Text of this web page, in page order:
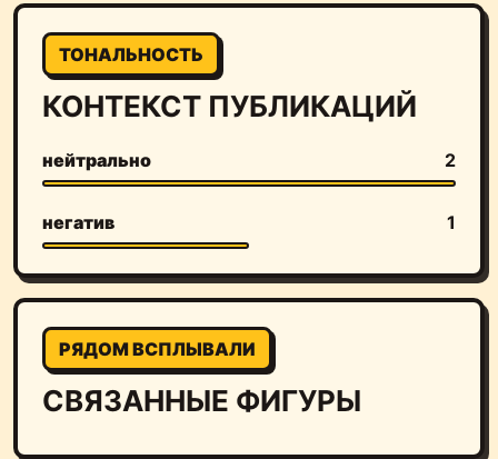
ТОНАЛЬНОСТЬ
КОНТЕКСТ ПУБЛИКАЦИЙ
нейтрально 2
негатив 1
РЯДОМ ВСПЛЫВАЛИ
СВЯЗАННЫЕ ФИГУРЫ